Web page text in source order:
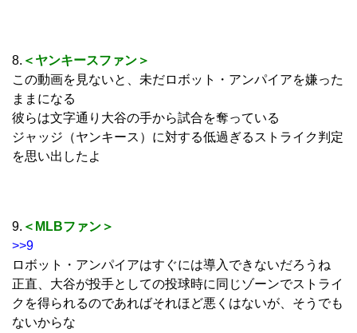
8. ＜ヤンキースファン＞
この動画を見ないと、未だロボット・アンパイアを嫌った
ままになる
彼らは文字通り大谷の手から試合を奪っている
ジャッジ（ヤンキース）に対する低過ぎるストライク判定
を思い出したよ
9. ＜MLBファン＞
>>9
ロボット・アンパイアはすぐには導入できないだろうね
正直、大谷が投手としての投球時に同じゾーンでストライ
クを得られるのであればそれほど悪くはないが、そうでも
ないからな